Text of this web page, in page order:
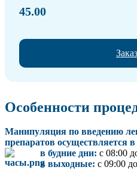
45.00
Особенности
Манипуляция по введению
препаратов осуществляется
в будние дни: с 08:00
в выходные: с 09:00